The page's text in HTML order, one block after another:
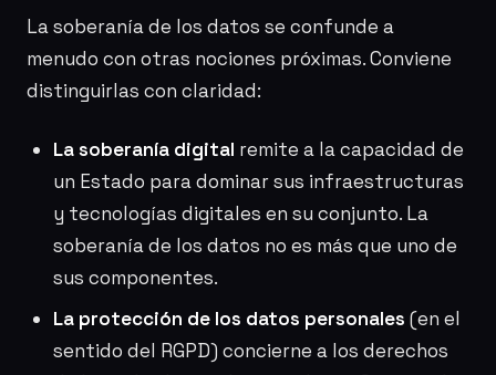
La soberanía de los datos se confunde a
menudo con otras nociones próximas. Conviene
distinguirlas con claridad:
La soberanía digital remite a la capacidad de
un Estado para dominar sus infraestructuras
y tecnologías digitales en su conjunto. La
soberanía de los datos no es más que uno de
sus componentes.
La protección de los datos personales (en el
sentido del RGPD) concierne a los derechos